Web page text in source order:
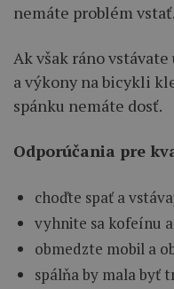
nemáte problém vstať.
Ak však ráno
a výkony na bicykli
spánku nemáte dosť.
Odporúčania pre
choďte spať a
vyhnite sa kofeínu
obmedzte mobil a
spálňa by mala byť